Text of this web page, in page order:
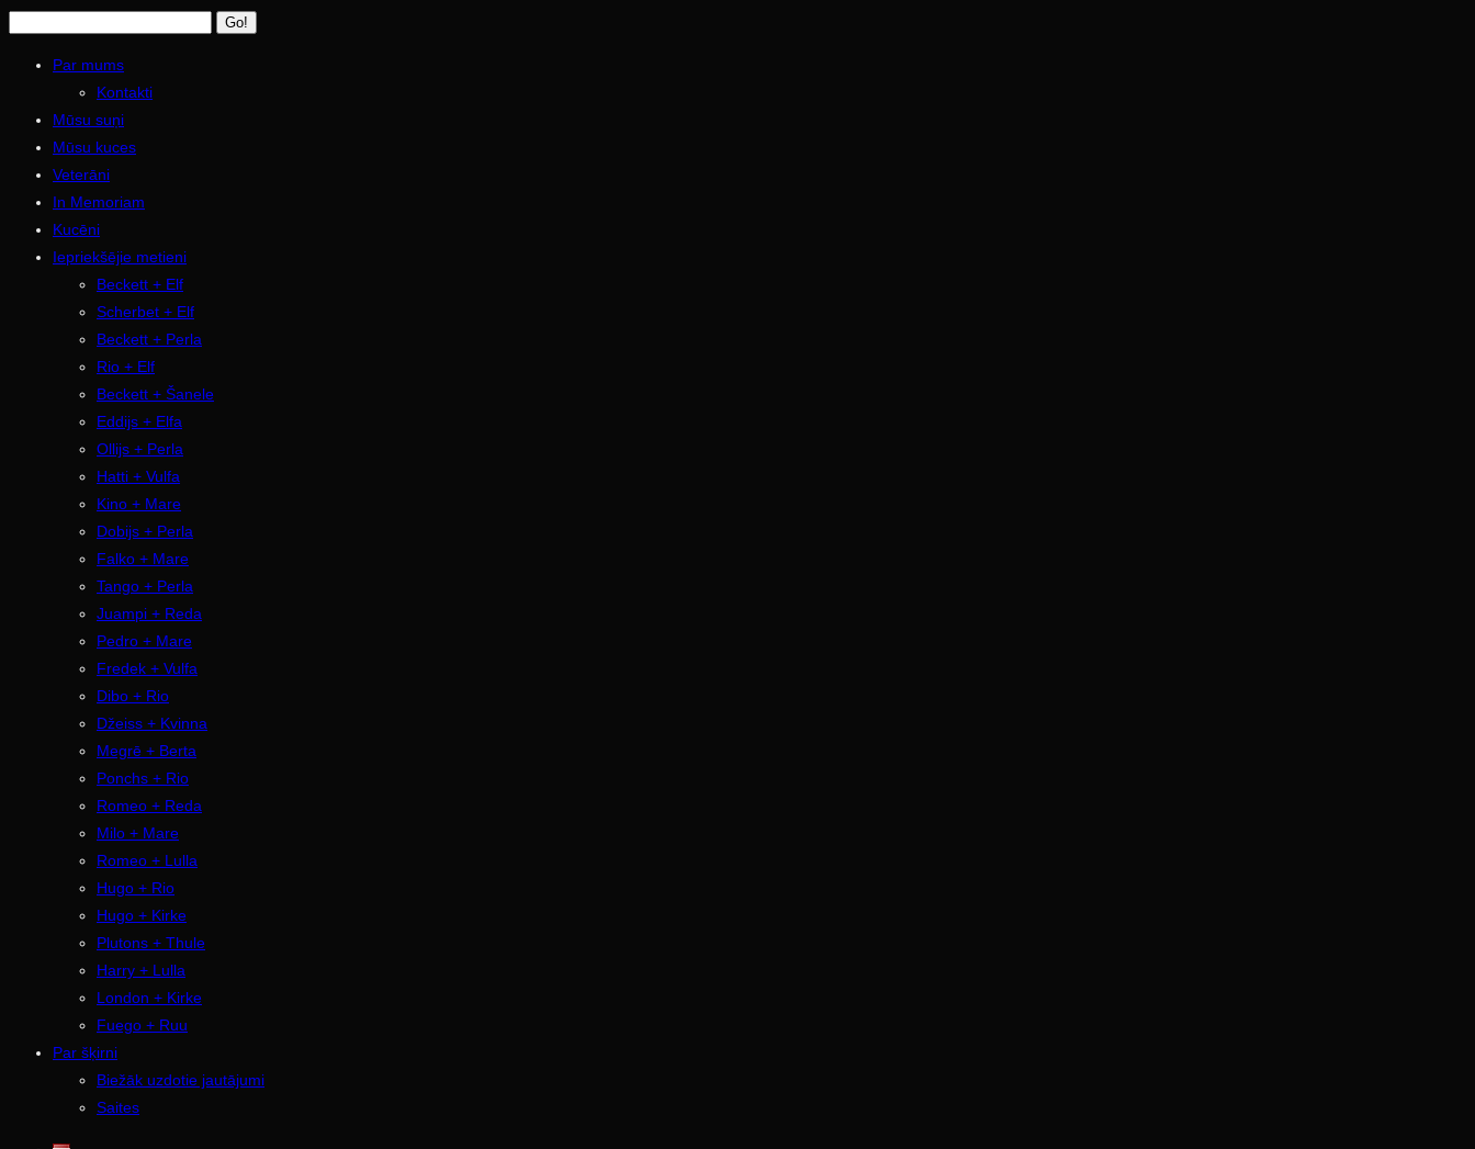
Par mums
Kontakti
Mūsu suņi
Mūsu kuces
Veterāni
In Memoriam
Kucēni
Iepriekšējie metieni
Beckett + Elf
Scherbet + Elf
Beckett + Perla
Rio + Elf
Beckett + Šanele
Eddijs + Elfa
Ollijs + Perla
Hatti + Vulfa
Kino + Mare
Dobijs + Perla
Falko + Mare
Tango + Perla
Juampi + Reda
Pedro + Mare
Fredek + Vulfa
Dibo + Rio
Džeiss + Kvinna
Megrē + Berta
Ponchs + Rio
Romeo + Reda
Milo + Mare
Romeo + Lulla
Hugo + Rio
Hugo + Kirke
Plutons + Thule
Harry + Lulla
London + Kirke
Fuego + Ruu
Par šķirni
Biežāk uzdotie jautājumi
Saites